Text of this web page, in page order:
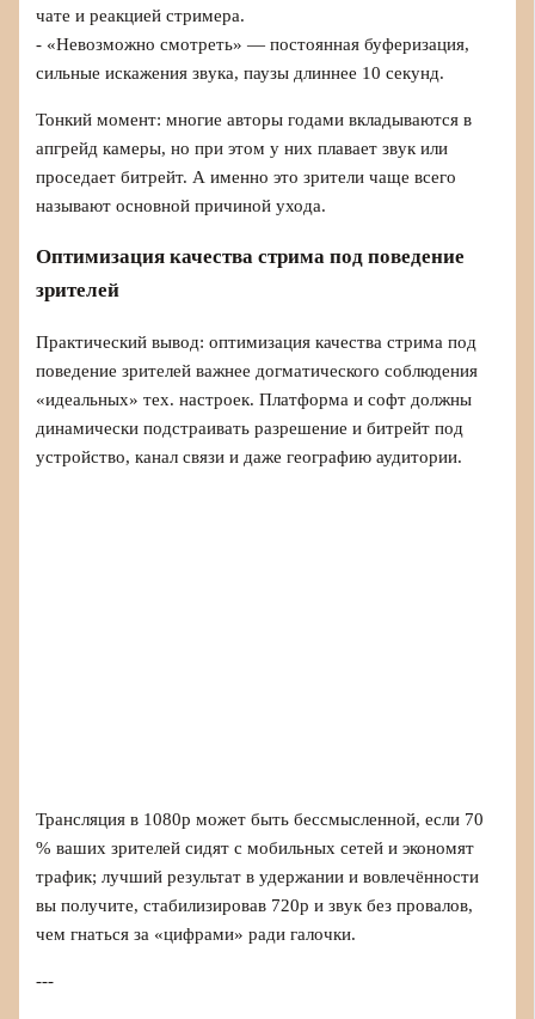
чате и реакцией стримера.
- «Невозможно смотреть» — постоянная буферизация,
сильные искажения звука, паузы длиннее 10 секунд.
Тонкий момент: многие авторы годами вкладываются в
апгрейд камеры, но при этом у них плавает звук или
проседает битрейт. А именно это зрители чаще всего
называют основной причиной ухода.
Оптимизация качества стрима под поведение
зрителей
Практический вывод: оптимизация качества стрима под
поведение зрителей важнее догматического соблюдения
«идеальных» тех. настроек. Платформа и софт должны
динамически подстраивать разрешение и битрейт под
устройство, канал связи и даже географию аудитории.
Трансляция в 1080p может быть бессмысленной, если 70
% ваших зрителей сидят с мобильных сетей и экономят
трафик; лучший результат в удержании и вовлечённости
вы получите, стабилизировав 720p и звук без провалов,
чем гнаться за «цифрами» ради галочки.
---